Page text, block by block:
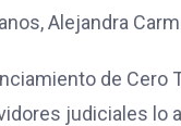
Alejandra
de
judiciales lo